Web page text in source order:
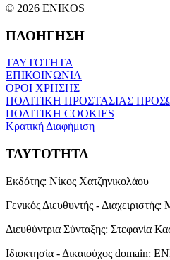
© 2026 ENIKOS
ΠΛΟΗΓΗΣΗ
ΤΑΥΤΟΤΗΤΑ
ΕΠΙΚΟΙΝΩΝΙΑ
ΟΡΟΙ ΧΡΗΣΗΣ
ΠΟΛΙΤΙΚΗ ΠΡΟΣΤΑΣΙΑΣ
ΠΟΛΙΤΙΚΗ COOKIES
Κρατική Διαφήμιση
ΤΑΥΤΟΤΗΤΑ
Εκδότης: Νίκος Χατζηνικολάου
Γενικός Διευθυντής - Διαχειριστής:
Διευθύντρια Σύνταξης: Στεφανία
Ιδιοκτησία - Δικαιούχος domain: